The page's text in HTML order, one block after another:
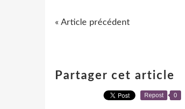
« Article précédent
Partager cet article
Repost 0